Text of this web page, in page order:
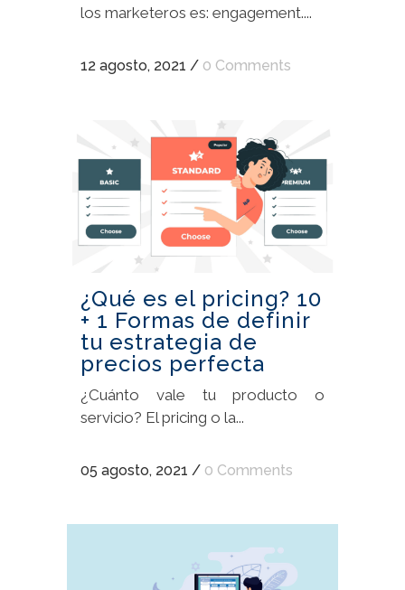
los marketeros es: engagement....
12 agosto, 2021 / 0 Comments
¿Qué es el pricing? 10
+ 1 Formas de definir
tu estrategia de
precios perfecta
¿Cuánto vale tu producto o
servicio? El pricing o la...
05 agosto, 2021 / 0 Comments